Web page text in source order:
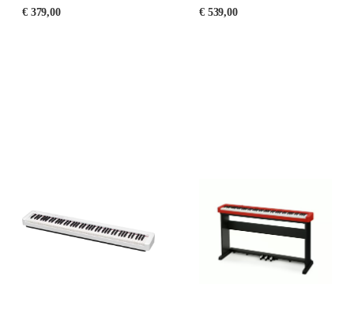
€379,00 €539,00